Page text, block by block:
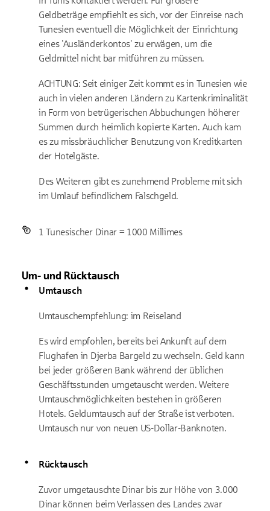
Geldbeträge empfiehlt es sich, vor der Einreise nach
Tunesien eventuell die Möglichkeit der Einrichtung
eines 'Ausländerkontos' zu erwägen, um die
Geldmittel nicht bar mitführen zu müssen.
ACHTUNG: Seit einiger Zeit kommt es in Tunesien wie
auch in vielen anderen Ländern zu Kartenkriminalität
in Form von betrügerischen Abbuchungen höherer
Summen durch heimlich kopierte Karten. Auch kam
es zu missbräuchlicher Benutzung von Kreditkarten
der Hotelgäste.
Des Weiteren gibt es zunehmend Probleme mit sich
im Umlauf befindlichem Falschgeld.
1 Tunesischer Dinar = 1000 Millimes
Um- und Rücktausch
Umtausch
Umtauschempfehlung: im Reiseland
Es wird empfohlen, bereits bei Ankunft auf dem
Flughafen in Djerba Bargeld zu wechseln. Geld kann
bei jeder größeren Bank während der üblichen
Geschäftsstunden umgetauscht werden. Weitere
Umtauschmöglichkeiten bestehen in größeren
Hotels. Geldumtausch auf der Straße ist verboten.
Umtausch nur von neuen US-Dollar-Banknoten.
Rücktausch
Zuvor umgetauschte Dinar bis zur Höhe von 3.000
Dinar können beim Verlassen des Landes zwar